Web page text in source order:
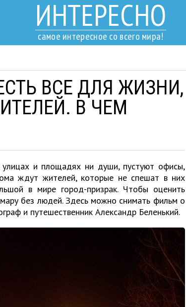
ИНТЕРЕСНО
самое интересное со всего мира!
ВСЕ ДЛЯ ЖИЗНИ,
В ЧЕМ
и площадях ни души, пустуют офисы,
ждут жителей, которые не спешат в них
в мире город-призрак. Чтобы оценить
без людей. Здесь можно снимать фильм о
и путешественник Александр Беленький.